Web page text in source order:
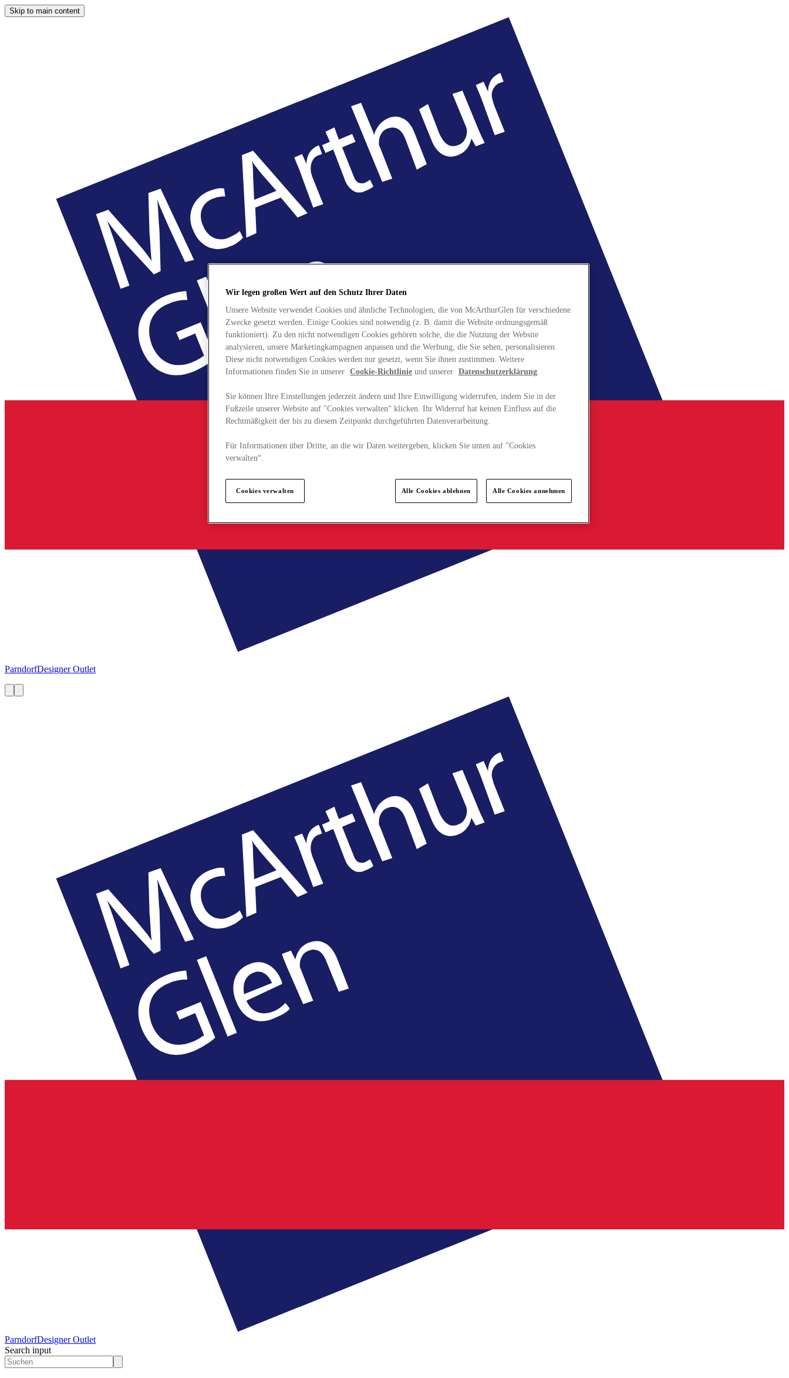
Skip to main content
ParndorfDesigner Outlet
ParndorfDesigner Outlet
Search input
Wir legen großen Wert auf den Schutz Ihrer Daten
Unsere Website verwendet Cookies und ähnliche Technologien, die von McArthurGlen für verschiedene
Zwecke gesetzt werden. Einige Cookies sind notwendig (z. B. damit die Website ordnungsgemäß
funktioniert). Zu den nicht notwendigen Cookies gehören solche, die die Nutzung der Website
analysieren, unsere Marketingkampagnen anpassen und die Werbung, die Sie sehen, personalisieren.
Diese nicht notwendigen Cookies werden nur gesetzt, wenn Sie ihnen zustimmen. Weitere
Informationen finden Sie in unserer Cookie-Richtlinie und unserer Datenschutzerklärung.
Sie können Ihre Einstellungen jederzeit ändern und Ihre Einwilligung widerrufen, indem Sie in der
Fußzeile unserer Website auf "Cookies verwalten“ klicken. Ihr Widerruf hat keinen Einfluss auf die
Rechtmäßigkeit der bis zu diesem Zeitpunkt durchgeführten Datenverarbeitung.
Für Informationen über Dritte, an die wir Daten weitergeben, klicken Sie unten auf "Cookies
verwalten“.
Cookies verwalten Alle Cookies ablehnen Alle Cookies annehmen